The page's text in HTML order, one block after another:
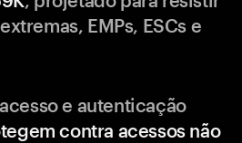
EMPs, ESCs e
e autenticação
contra acessos não